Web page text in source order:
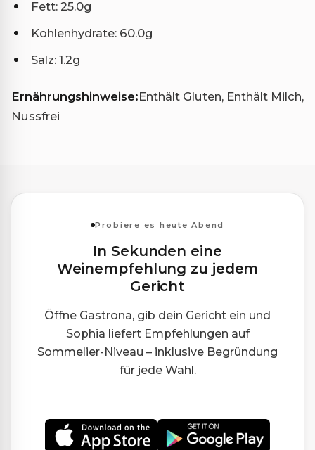
Fett: 25.0g
Kohlenhydrate: 60.0g
Salz: 1.2g
Ernährungshinweise:Enthält Gluten, Enthält Milch,
Nussfrei
Probiere es heute Abend
In Sekunden eine
Weinempfehlung zu jedem
Gericht
Öffne Gastrona, gib dein Gericht ein und
Sophia liefert Empfehlungen auf
Sommelier-Niveau – inklusive Begründung
für jede Wahl.